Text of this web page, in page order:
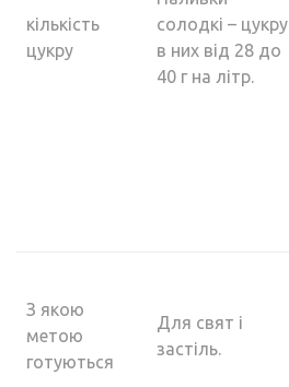
кількість
цукру
солодкі – цукру
в них від 28 до
40 г на літр.
З якою
метою
готуються
Для свят і
застіль.